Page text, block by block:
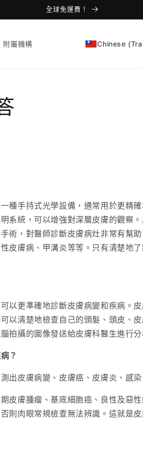
通過FDA認證和CE認證！
附屬機構 Chinese
種手持式光學設備，通常用於更精
系統，可以增強對深層皮膚的觀察
術，對醫師診斷皮膚病灶非常有幫
皮膚病、甲溝炎等等。只有清楚地
以更準確地診斷皮膚病變和疾病。
以清楚地檢查自己的頭髮、頭皮、
拍攝的圖像發送給皮膚科醫生進行分
？
出皮膚病變、皮膚癌、皮膚炎、感
皮膚腫瘤、基底細胞癌、良性及惡
則肉眼常規檢查無法辨識。這就是